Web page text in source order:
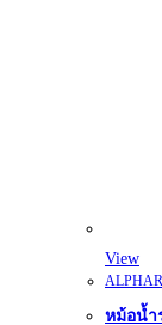
View
หม้อน้ำ